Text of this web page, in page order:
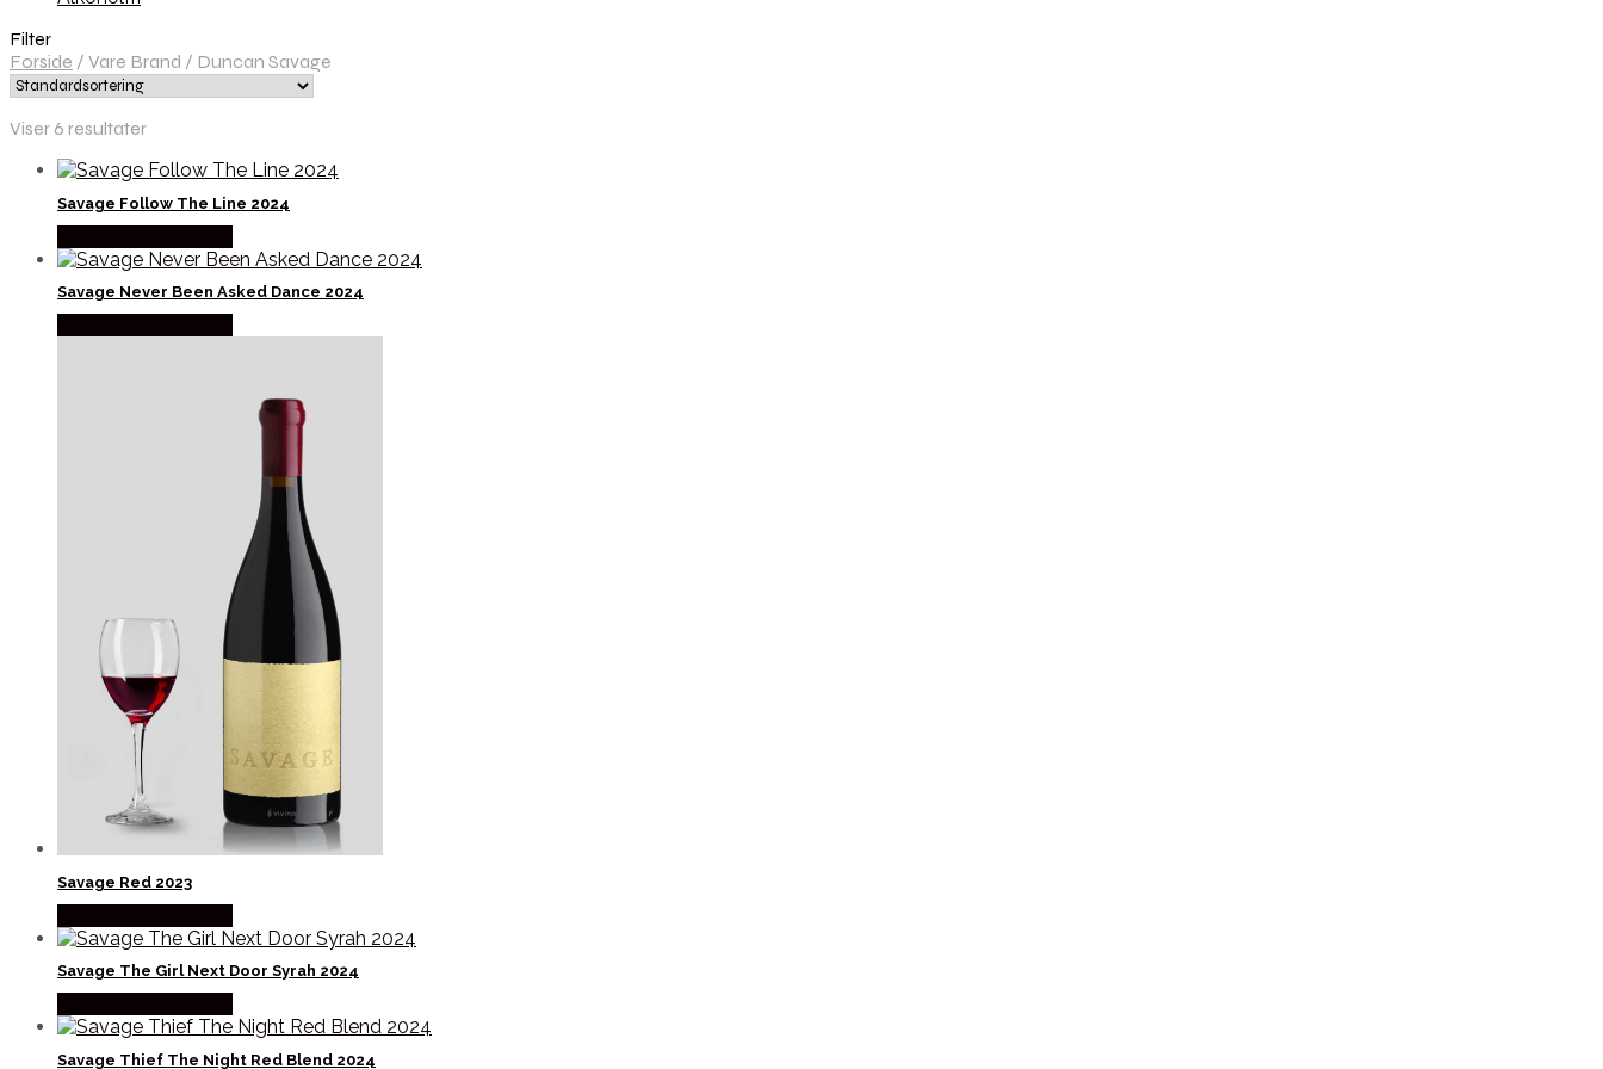
Filter
Forside / Vare Brand / Duncan Savage
Viser 6 resultater
Savage Follow The Line 2024
Savage Never Been Asked Dance 2024
Savage Red 2023
Savage The Girl Next Door Syrah 2024
Savage Thief The Night Red Blend 2024